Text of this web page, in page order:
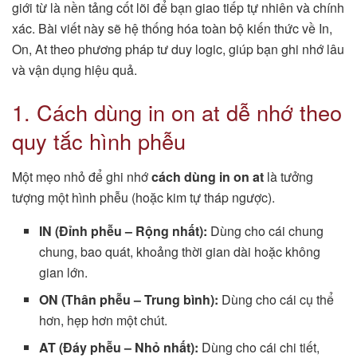
giới từ là nền tảng cốt lõi để bạn giao tiếp tự nhiên và chính
xác. Bài viết này sẽ hệ thống hóa toàn bộ kiến thức về In,
On, At theo phương pháp tư duy logic, giúp bạn ghi nhớ lâu
và vận dụng hiệu quả.
1. Cách dùng in on at dễ nhớ theo
quy tắc hình phễu
Một mẹo nhỏ để ghi nhớcách dùng in on at là tưởng
tượng một hình phễu (hoặc kim tự tháp ngược).
IN (Đỉnh phễu – Rộng nhất): Dùng cho cái chung
chung, bao quát, khoảng thời gian dài hoặc không
gian lớn.
ON (Thân phễu – Trung bình): Dùng cho cái cụ thể
hơn, hẹp hơn một chút.
AT (Đáy phễu – Nhỏ nhất): Dùng cho cái chi tiết,